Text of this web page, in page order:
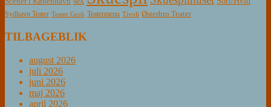
Sydhavn Teater Teater Grob Teatermenu Tivoli Østerbro Teater
TILBAGEBLIK
august 2026
juli 2026
juni 2026
maj 2026
april 2026